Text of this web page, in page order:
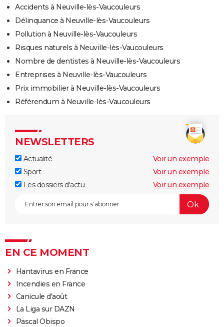
Accidents à Neuville-lès-Vaucouleurs
Délinquance à Neuville-lès-Vaucouleurs
Pollution à Neuville-lès-Vaucouleurs
Risques naturels à Neuville-lès-Vaucouleurs
Nombre de dentistes à Neuville-lès-Vaucouleurs
Entreprises à Neuville-lès-Vaucouleurs
Prix immobilier à Neuville-lès-Vaucouleurs
Référendum à Neuville-lès-Vaucouleurs
NEWSLETTERS
Actualité
Voir un exemple
Sport
Voir un exemple
Les dossiers d'actu
Voir un exemple
EN CE MOMENT
Hantavirus en France
Incendies en France
Canicule d'août
La Liga sur DAZN
Pascal Obispo